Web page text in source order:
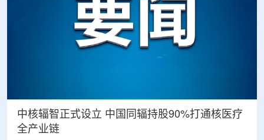
中核辐智正式设立 中国同辐持股90%打通核医疗
全产业链